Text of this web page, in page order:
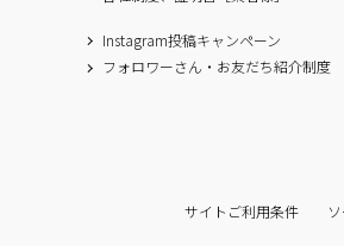
Instagram投稿キャンペーン
フォロワーさん・お友だち紹介制度
サイトご利用条件